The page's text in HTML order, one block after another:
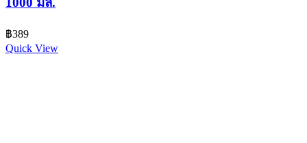
฿389
Quick View